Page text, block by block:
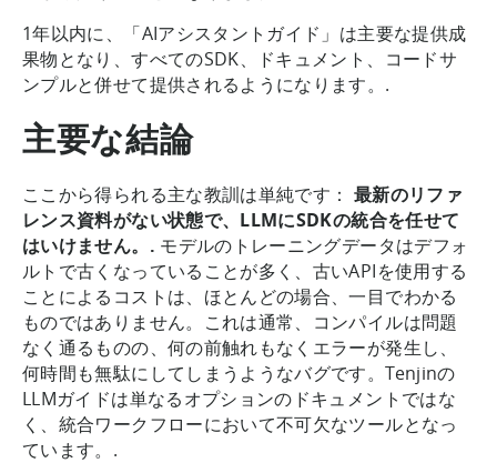
1年以内に、「AIアシスタントガイド」は主要な提供成
果物となり、すべてのSDK、ドキュメント、コードサ
ンプルと併せて提供されるようになります。.
主要な結論
ここから得られる主な教訓は単純です： 最新のリファ
レンス資料がない状態で、LLMにSDKの統合を任せて
はいけません。. モデルのトレーニングデータはデフォ
ルトで古くなっていることが多く、古いAPIを使用する
ことによるコストは、ほとんどの場合、一目でわかる
ものではありません。これは通常、コンパイルは問題
なく通るものの、何の前触れもなくエラーが発生し、
何時間も無駄にしてしまうようなバグです。Tenjinの
LLMガイドは単なるオプションのドキュメントではな
く、統合ワークフローにおいて不可欠なツールとなっ
ています。.